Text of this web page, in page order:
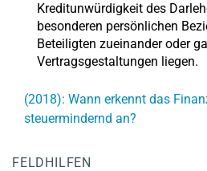
Kreditunwürdigkeit des
besonderen persönlichen
Beteiligten zueinander oder
Vertragsgestaltungen liegen.
(2018): Wann erkennt das
steuermindernd an?
FELDHILFEN